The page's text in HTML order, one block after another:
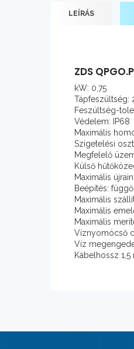
LEÍRÁS
ZDS
kW: 0,75
Tápfeszültség:
Feszültség-
Védelem: IP68
Maximális
Szigetelési
Megfelelő
Külső
Maximális
Beépítés:
Maximális
Maximális
Maximális
Víznyomócső
Víz
Kábelhossz 1,5